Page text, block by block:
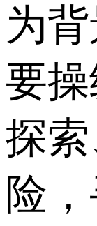
为
要
探
险